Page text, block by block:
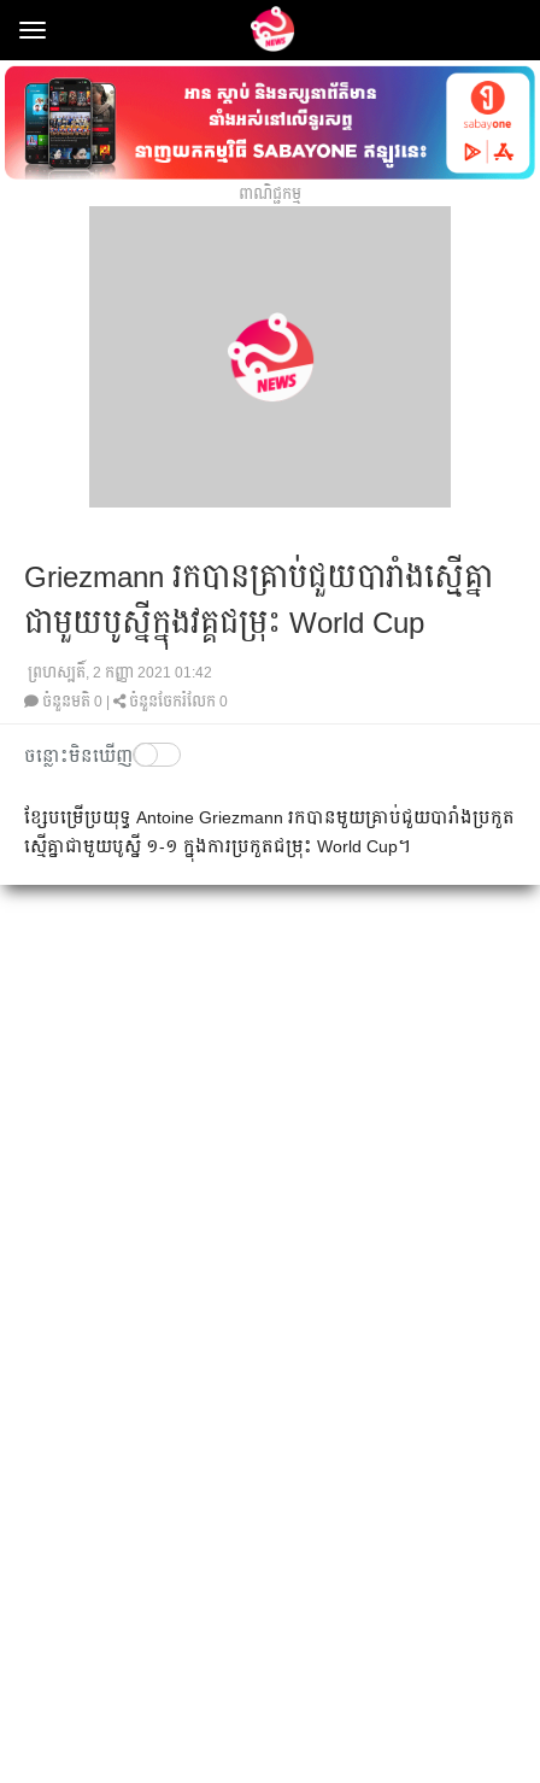
Toggle
navigation
ពាណិជ្ជកម្ម
Griezmann រក​​បាន​​គ្រាប់​ជួយ​បារាំង​​ស្មើ​​​​គ្នា​
ជាមួយ​បូស្នី​​​ក្នុង​វគ្គ​ជម្រុះ World Cup
ព្រហស្បតិ៍, 2 កញ្ញា 2021 01:42
ចំនួនមតិ 0 ចំនួនចែករំលែក 0
ចន្លោះមិនឃើញ
ខ្សែ​បម្រើ​ប្រយុទ្ធ Antoine Griezmann រក​បាន​មួយ​គ្រាប់​ជួយ​បារាំង​ប្រកួត​
ស្មើ​គ្នា​ជាមួយ​បូស្នី ១-១ ក្នុង​ការ​ប្រកួត​ជម្រុះ​ World Cup។